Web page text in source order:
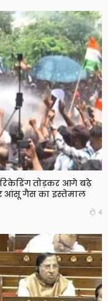
तोड़कर आगे बढ़े
आंसू गैस का इस्तेमाल
4